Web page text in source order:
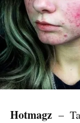
Hotmagz –